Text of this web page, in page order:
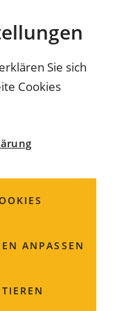
Sie sich
Cookies
ANPASSEN